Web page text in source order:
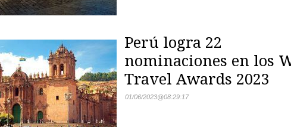
Perú logra 22
nominaciones en los
Travel Awards 2023
01/06/2023@08:29:17